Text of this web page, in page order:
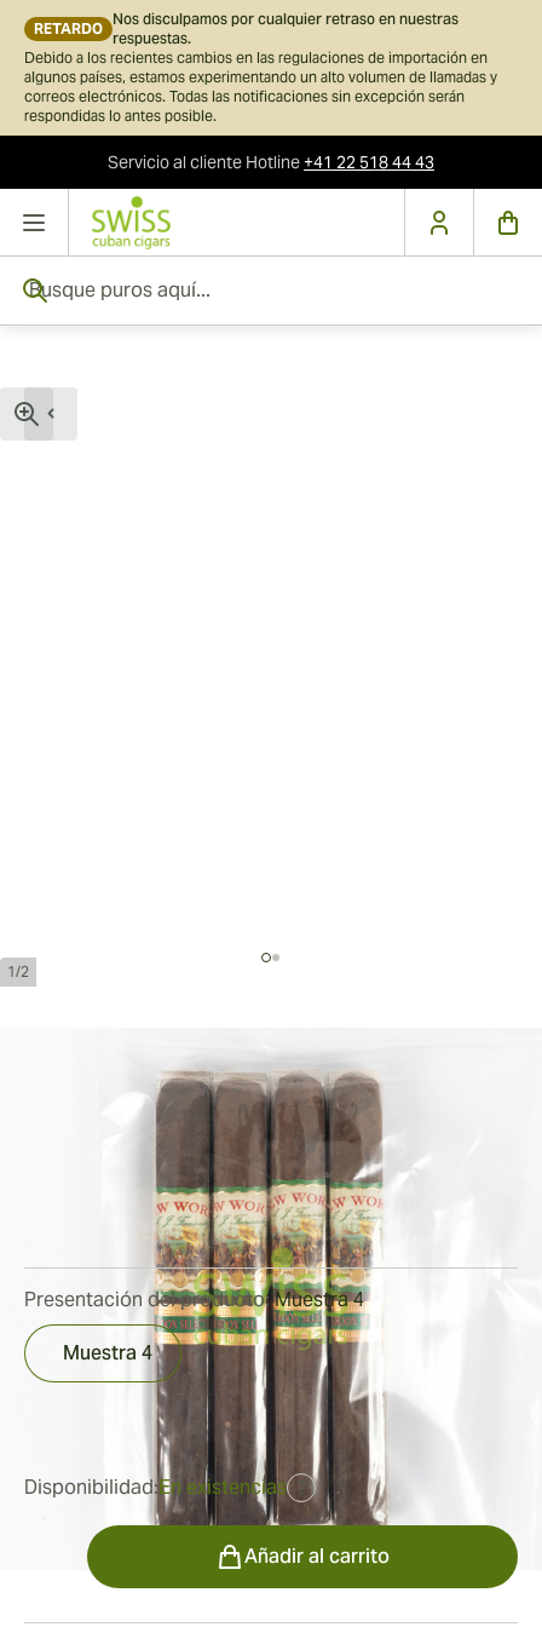
RETARDO
Nos disculpamos por cualquier retraso en nuestras
respuestas.
Debido a los recientes cambios en las regulaciones de importación en
algunos países, estamos experimentando un alto volumen de llamadas y
correos electrónicos. Todas las notificaciones sin excepción serán
respondidas lo antes posible.
Servicio al cliente Hotline+41 22 518 44 43
1/2
New World Cameronn Toro by AJ
Fernandez
Medidor de anillo: 50
155 mm / 6 pulgadas
0Reseñas
fue 24,42 €
Disponibilidad:En existencias ?
Presentación del producto: Muestra 4
Muestra 4
Cantidad
Añadir al carrito